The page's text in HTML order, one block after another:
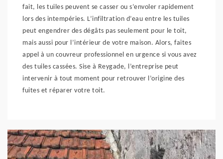
fait, les tuiles peuvent se casser ou s’envoler rapidement
lors des intempéries. L’infiltration d’eau entre les tuiles
peut engendrer des dégâts pas seulement pour le toit,
mais aussi pour l’intérieur de votre maison. Alors, faites
appel à un couvreur professionnel en urgence si vous avez
des tuiles cassées. Sise à Reygade, l’entreprise peut
intervenir à tout moment pour retrouver l’origine des
fuites et réparer votre toit.